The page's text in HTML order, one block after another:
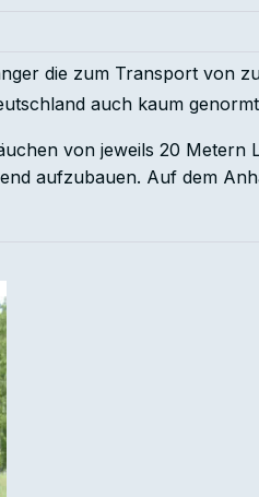
die zum Transport von
auch kaum
von jeweils 20 Metern
aufzubauen. Auf dem